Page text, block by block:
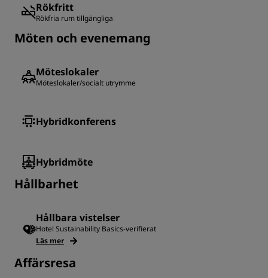
Rökfritt
Rökfria rum tillgängliga
Möten och evenemang
Möteslokaler
Möteslokaler/socialt utrymme
Hybridkonferens
Hybridmöte
Hållbarhet
Hållbara vistelser
Hotel Sustainability Basics-verifierat
Läs mer
Affärsresa